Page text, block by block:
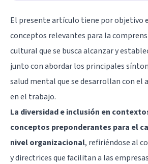
El presente artículo tiene por objetivo
conceptos relevantes para la
cultural que se busca alcanzar y
junto con abordar los principales
salud mental que se desarrollan con el
en el trabajo.
La diversidad e inclusión en
conceptos preponderantes para el
nivel organizacional, refiriéndose al
y directrices que facilitan a las